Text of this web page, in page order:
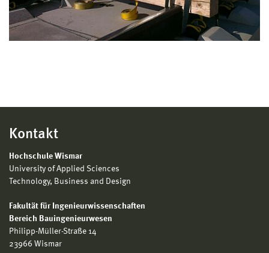
Kontakt
Hochschule Wismar
University of Applied Sciences
Technology, Business and Design
Fakultät für Ingenieurwissenschaften
Bereich Bauingenieurwesen
Philipp-Müller-Straße 14
23966 Wismar